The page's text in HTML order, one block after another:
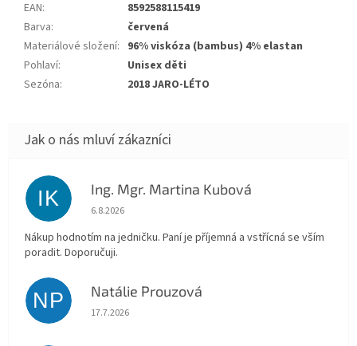
EAN:
8592588115419
Barva:
červená
Materiálové složení: 96% viskóza (bambus) 4% elastan
Pohlaví:
Unisex děti
Sezóna: 2018 JARO-LÉTO
IK Ing. Mgr. Martina Kubová
Hodnocení obchodu je 5 z 5 hvězdiček.
6.8.2026
Nákup hodnotím na jedničku. Paní je příjemná a vstřícná se vším
poradit. Doporučuji.
NP Natálie Prouzová
Hodnocení obchodu je 5 z 5 hvězdiček.
17.7.2026